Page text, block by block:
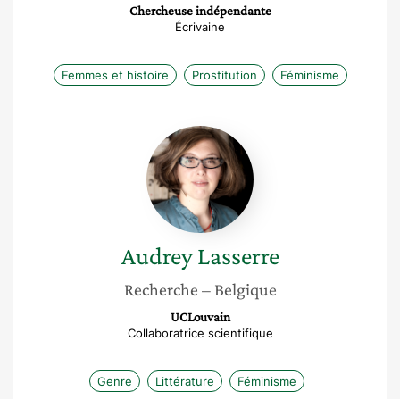
Chercheuse indépendante
Écrivaine
Femmes et histoire Prostitution Féminisme
Audrey
Lasserre
Audrey Lasserre
Recherche – Belgique
UCLouvain
Collaboratrice scientifique
Genre Littérature Féminisme